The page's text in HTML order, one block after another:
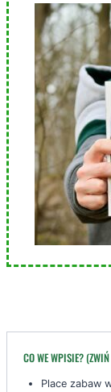
CO WE WPISIE?
Place zabaw